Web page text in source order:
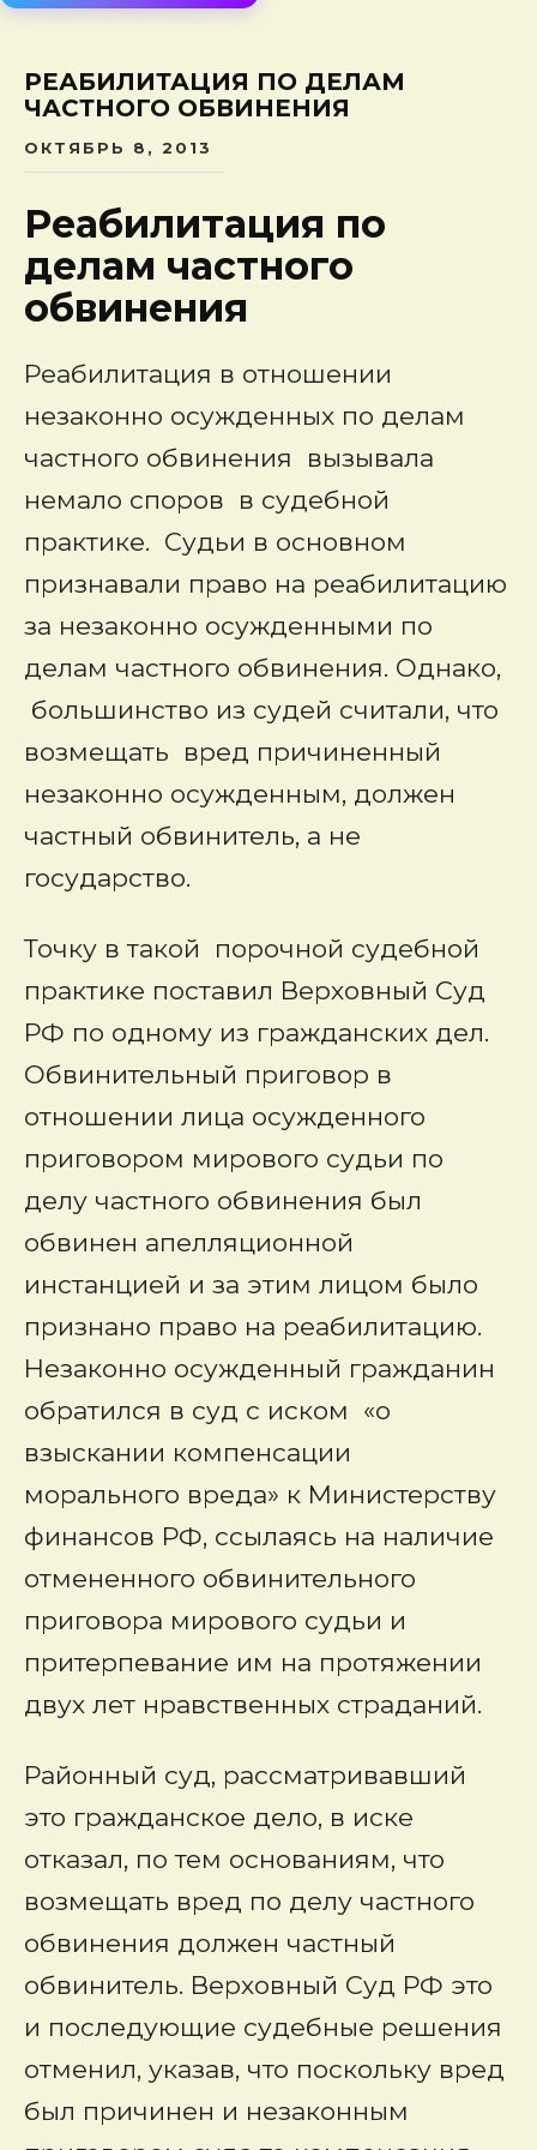
РЕАБИЛИТАЦИЯ ПО ДЕЛАМ
ЧАСТНОГО ОБВИНЕНИЯ
ОКТЯБРЬ 8, 2013
Реабилитация по
делам частного
обвинения
Реабилитация в отношении
незаконно осужденных по делам
частного обвинения вызывала
немало споров в судебной
практике. Судьи в основном
признавали право на реабилитацию
за незаконно осужденными по
делам частного обвинения. Однако,
большинство из судей считали, что
возмещать вред причиненный
незаконно осужденным, должен
частный обвинитель, а не
государство.
Точку в такой порочной судебной
практике поставил Верховный Суд
РФ по одному из гражданских дел.
Обвинительный приговор в
отношении лица осужденного
приговором мирового судьи по
делу частного обвинения был
обвинен апелляционной
инстанцией и за этим лицом было
признано право на реабилитацию.
Незаконно осужденный гражданин
обратился в суд с иском «о
взыскании компенсации
морального вреда» к Министерству
финансов РФ, ссылаясь на наличие
отмененного обвинительного
приговора мирового судьи и
притерпевание им на протяжении
двух лет нравственных страданий.
Районный суд, рассматривавший
это гражданское дело, в иске
отказал, по тем основаниям, что
возмещать вред по делу частного
обвинения должен частный
обвинитель. Верховный Суд РФ это
и последующие судебные решения
отменил, указав, что поскольку вред
был причинен и незаконным